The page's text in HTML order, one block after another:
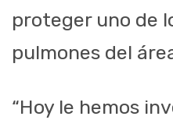
proteger uno de
pulmones del
“Hoy le hemos